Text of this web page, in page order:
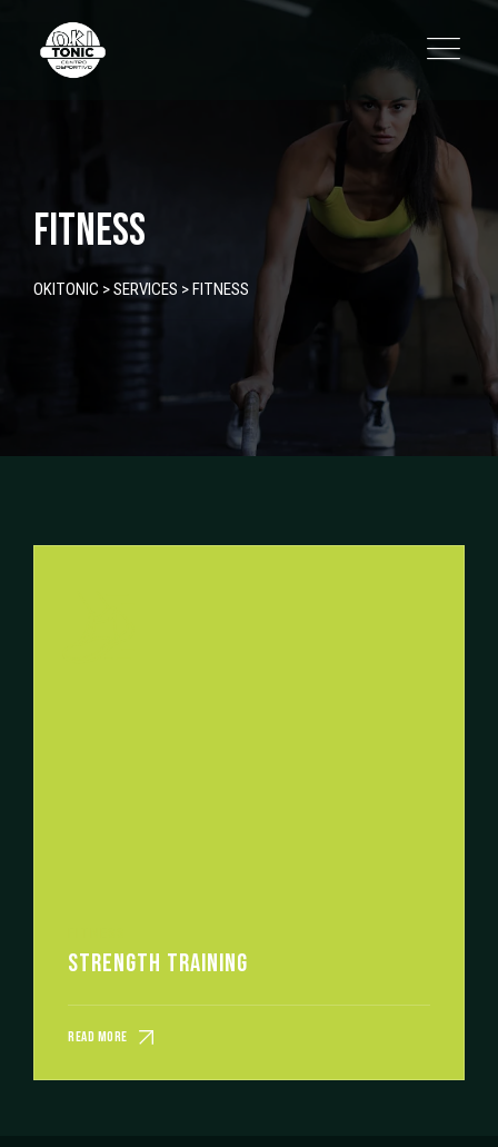
content
FITNESS
OKITONIC >SERVICES >FITNESS
STRENGTH TRAINING
READ MORE